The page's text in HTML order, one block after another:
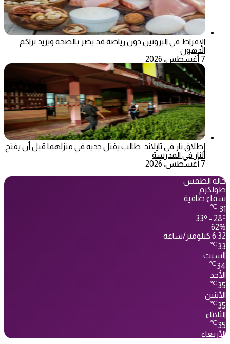
الإفراط في البروتين دون رياضة قد يضر بالصحة ويزيد تراكم
الدهون
7 أغسطس، 2026
إطلاق نار في تايلاند: طالب يقتل جديه في منزلهما قبل أن يفتح
النار في المدرسة
7 أغسطس، 2026
حالة الطقس
طولكرم
سماء صافية
31
℃
33º - 28º
62%
6.32 كيلومتر/ساعة
33
℃
السبت
34
℃
الأحد
35
℃
الأثنين
35
℃
الثلاثاء
35
℃
الأربعاء